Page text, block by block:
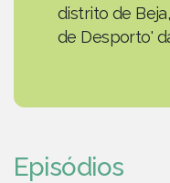
distrito de
de Desporto'
Episódios